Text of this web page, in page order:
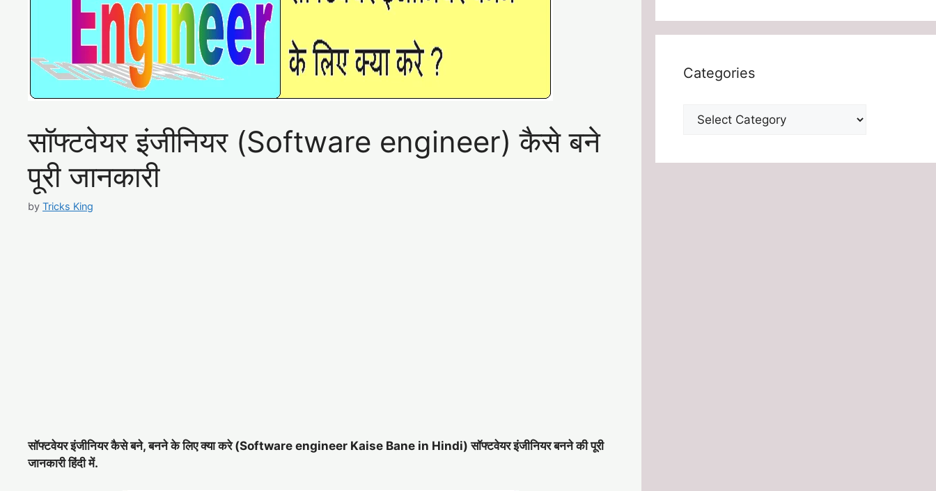
सॉफ्टवेयर इंजीनियर (Software engineer) कैसे बने
पूरी जानकारी
by Tricks King
सॉफ्टवेयर इंजीनियर कैसे बने, बनने के लिए क्या करे (Software engineer Kaise Bane in Hindi) सॉफ्टवेयर इंजीनियर बनने की पूरी
जानकारी हिंदी में.
Categories
Categories